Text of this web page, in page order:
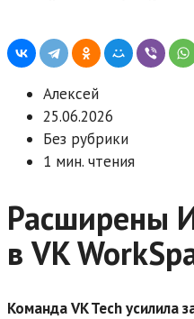
Алексей
25.06.2026
Без рубрики
1 мин. чтения
Расширены
в VK
Команда VK Tech усилила